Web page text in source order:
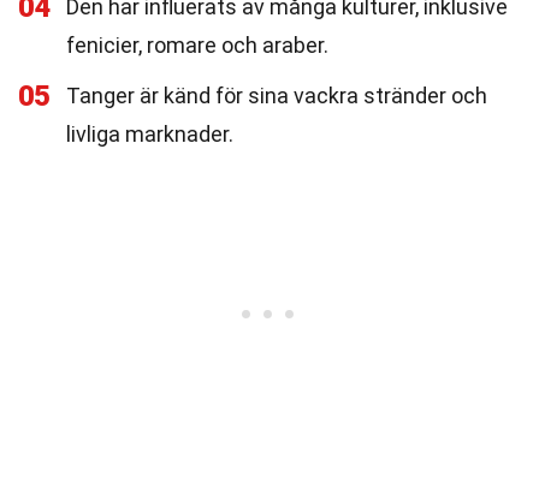
04
Den har influerats av många kulturer, inklusive
fenicier, romare och araber.
05
Tanger är känd för sina vackra stränder och
livliga marknader.